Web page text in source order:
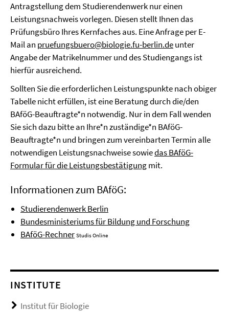
Antragstellung dem Studierendenwerk nur einen
Leistungsnachweis vorlegen. Diesen stellt Ihnen das
Prüfungsbüro Ihres Kernfaches aus. Eine Anfrage per E-
Mail an pruefungsbuero@biologie.fu-berlin.deunter
Angabe der Matrikelnummer und des Studiengangs ist
hierfür ausreichend.
Sollten Sie die erforderlichen Leistungspunkte nach obiger
Tabelle nicht erfüllen, ist eine Beratung durch die/den
BAföG-Beauftragte*n notwendig. Nur in dem Fall wenden
Sie sich dazu bitte an Ihre*n zuständige*n BAföG-
Beauftragte*n und bringen zum vereinbarten Termin alle
notwendigen Leistungsnachweise sowiedas BAföG-
Formular für die Leistungsbestätigungmit.
Informationen zum BAföG:
Studierendenwerk Berlin
Bundesministeriums für Bildung und Forschung
BAföG-Rechner Studis Online
INSTITUTE
Institut für Biologie